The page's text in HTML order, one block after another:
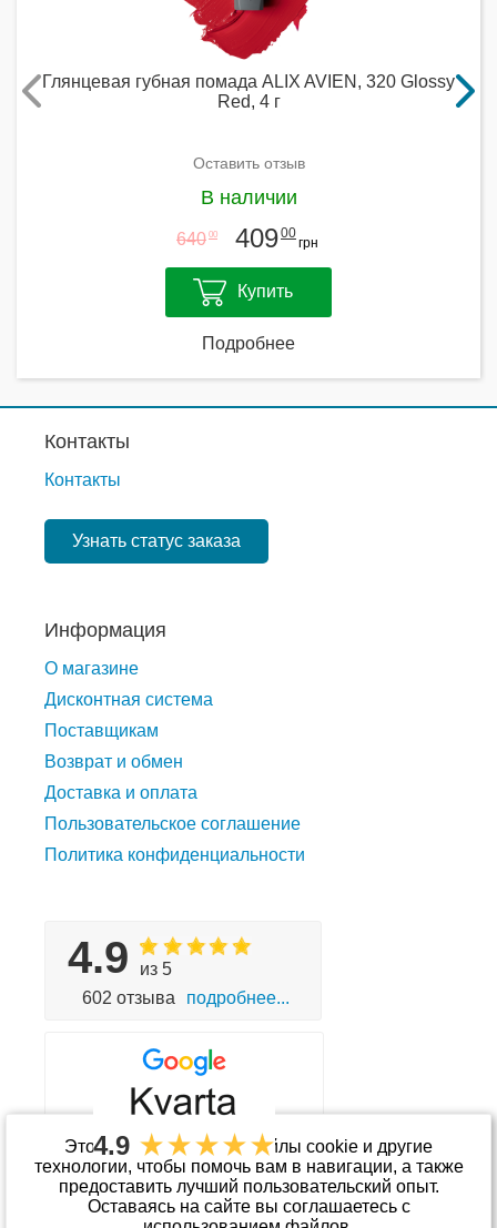
Глянцевая губная помада ALIX AVIEN, 320 Glossy
Red, 4 г
Оставить отзыв
В наличии
640 00 40900
грн
Купить
Подробнее
Этот сайт использует файлы cookie и другие
технологии, чтобы помочь вам в навигации, а также
предоставить лучший пользовательский опыт.
Оставаясь на сайте вы соглашаетесь с
Контакты
Контакты
Узнать статус заказа
Информация
О магазине
Дисконтная система
Поставщикам
Возврат и обмен
Доставка и оплата
Пользовательское соглашение
Политика конфиденциальности
4.9
из 5
602 отзыва
подробнее...
4.9
Принимаем к оплате